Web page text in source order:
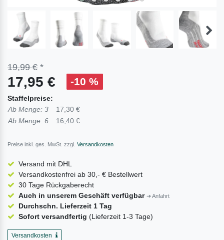
19,99 € *
17,95 € -10 %
Staffelpreise:
Ab Menge: 3
17,30 €
Ab Menge: 6
16,40 €
Preise inkl. ges. MwSt. zzgl. Versandkosten
Versand mit DHL
Versandkostenfrei ab 30,- € Bestellwert
30 Tage Rückgaberecht
Auch in unserem Geschäft verfügbar ➔ Anfahrt
Durchschn. Lieferzeit 1 Tag
Sofort versandfertig (Lieferzeit 1-3 Tage)
Versandkosten